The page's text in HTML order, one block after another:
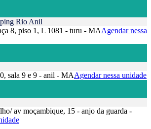
Rio Anil
8, piso 1, L 1081 - turu - MAAgendar nessa
sala 9 e 9 - anil - MAAgendar nessa unidade
av moçambique, 15 - anjo da guarda -